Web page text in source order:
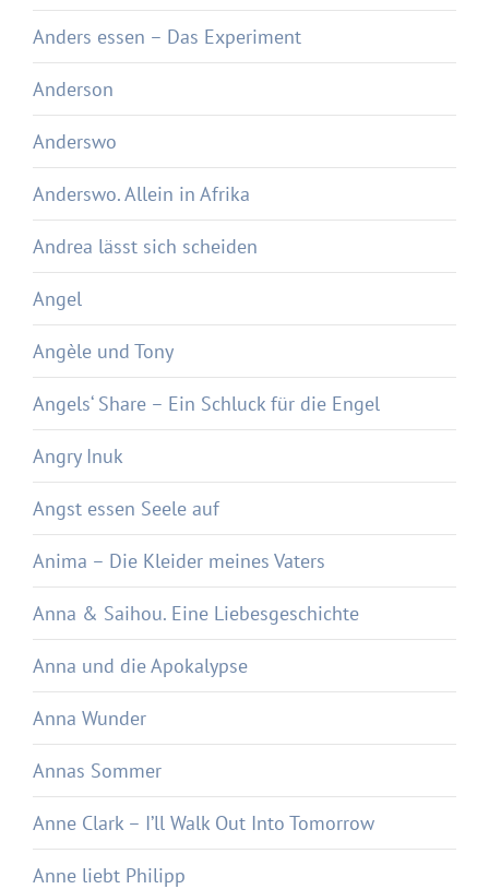
Anders essen – Das Experiment
Anderson
Anderswo
Anderswo. Allein in Afrika
Andrea lässt sich scheiden
Angel
Angèle und Tony
Angels‘ Share – Ein Schluck für die Engel
Angry Inuk
Angst essen Seele auf
Anima – Die Kleider meines Vaters
Anna & Saihou. Eine Liebesgeschichte
Anna und die Apokalypse
Anna Wunder
Annas Sommer
Anne Clark – I’ll Walk Out Into Tomorrow
Anne liebt Philipp